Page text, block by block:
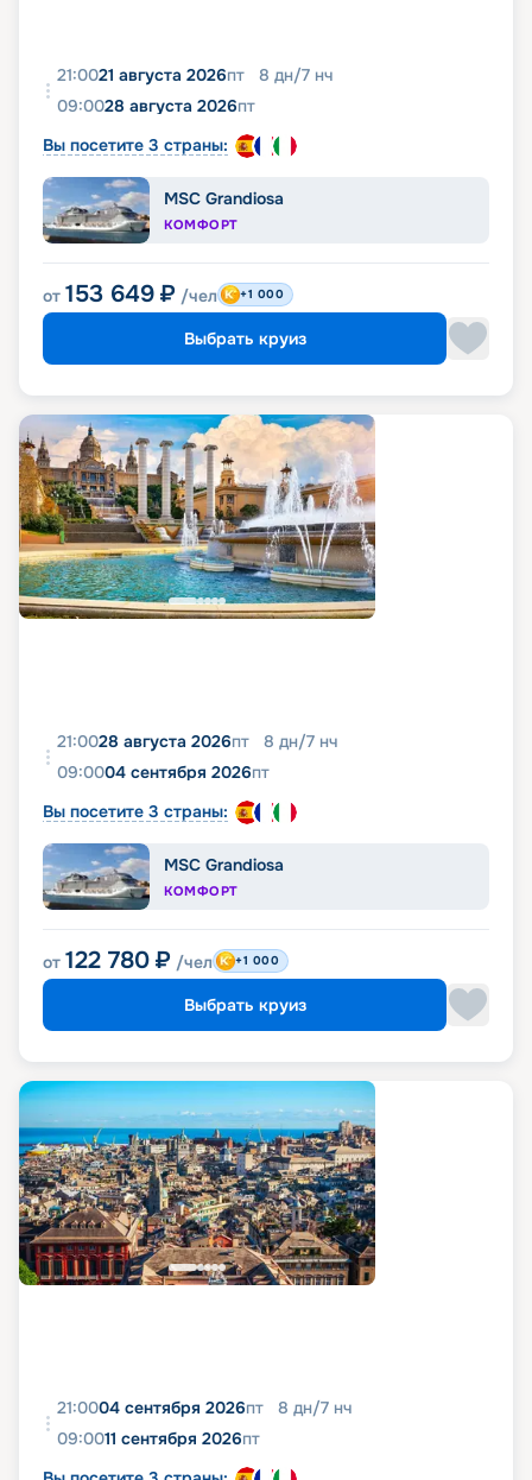
21:0021 августа 2026пт 8 дн/7 нч
09:0028 августа 2026пт
Вы посетите 3 страны:
MSC Grandiosa
КОМФОРТ
от 153 649 ₽ /чел +1 000
Выбрать круиз
21:0028 августа 2026пт 8 дн/7 нч
09:0004 сентября 2026пт
Вы посетите 3 страны:
MSC Grandiosa
КОМФОРТ
от 122 780 ₽ /чел +1 000
Выбрать круиз
21:0004 сентября 2026пт 8 дн/7 нч
09:0011 сентября 2026пт